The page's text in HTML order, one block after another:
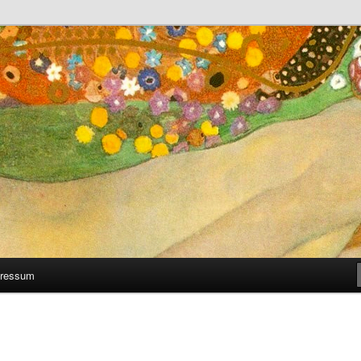
selber machen kann